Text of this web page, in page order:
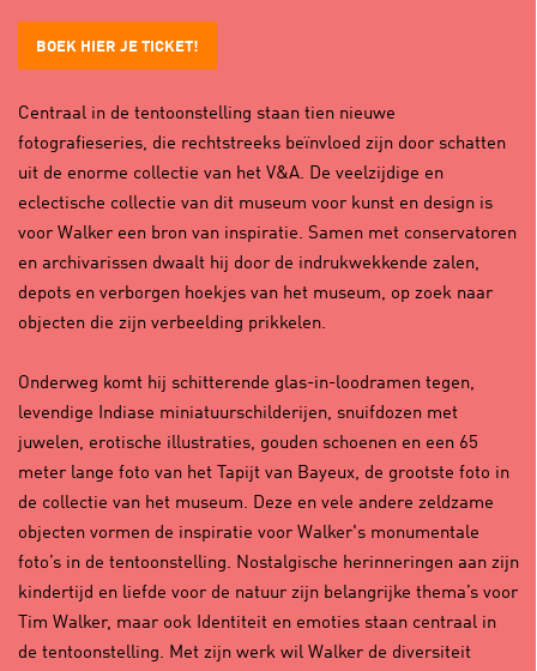
BOEK HIER JE TICKET!
Centraal in de tentoonstelling staan tien nieuwe
fotografieseries, die rechtstreeks beïnvloed zijn door schatten
uit de enorme collectie van het V&A. De veelzijdige en
eclectische collectie van dit museum voor kunst en design is
voor Walker een bron van inspiratie. Samen met conservatoren
en archivarissen dwaalt hij door de indrukwekkende zalen,
depots en verborgen hoekjes van het museum, op zoek naar
objecten die zijn verbeelding prikkelen.
Onderweg komt hij schitterende glas-in-loodramen tegen,
levendige Indiase miniatuurschilderijen, snuifdozen met
juwelen, erotische illustraties, gouden schoenen en een 65
meter lange foto van het Tapijt van Bayeux, de grootste foto in
de collectie van het museum. Deze en vele andere zeldzame
objecten vormen de inspiratie voor Walker's monumentale
foto’s in de tentoonstelling. Nostalgische herinneringen aan zijn
kindertijd en liefde voor de natuur zijn belangrijke thema’s voor
Tim Walker, maar ook Identiteit en emoties staan centraal in
de tentoonstelling. Met zijn werk wil Walker de diversiteit